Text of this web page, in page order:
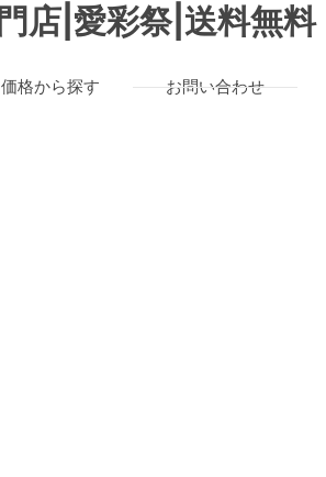
店|愛彩祭|送料無料
価格から探す お問い合わせ